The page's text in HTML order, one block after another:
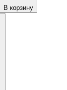
В корзину